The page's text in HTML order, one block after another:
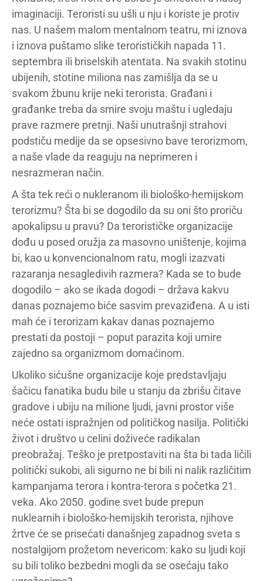
imaginaciji. Teroristi su ušli u nju i koriste je protiv
nas. U našem malom mentalnom teatru, mi iznova
i iznova puštamo slike terorističkih napada 11.
septembra ili briselskih atentata. Na svakih stotinu
ubijenih, stotine miliona nas zamišlja da se u
svakom žbunu krije neki terorista. Građani i
građanke treba da smire svoju maštu i ugledaju
prave razmere pretnji. Naši unutrašnji strahovi
podstiču medije da se opsesivno bave terorizmom,
a naše vlade da reaguju na neprimeren i
nesrazmeran način.
A šta tek reći o nukleranom ili biološko-hemijskom
terorizmu? Šta bi se dogodilo da su oni što proriču
apokalipsu u pravu? Da terorističke organizacije
dođu u posed oružja za masovno uništenje, kojima
bi, kao u konvencionalnom ratu, mogli izazvati
razaranja nesagledivih razmera? Kada se to bude
dogodilo – ako se ikada dogodi – država kakvu
danas poznajemo biće sasvim prevaziđena. A u isti
mah će i terorizam kakav danas poznajemo
prestati da postoji – poput parazita koji umire
zajedno sa organizmom domaćinom.
Ukoliko sićušne organizacije koje predstavljaju
šačicu fanatika budu bile u stanju da zbrišu čitave
gradove i ubiju na milione ljudi, javni prostor više
neće ostati ispražnjen od političkog nasilja. Politički
život i društvo u celini doživeće radikalan
preobražaj. Teško je pretpostaviti na šta bi tada ličili
politički sukobi, ali sigurno ne bi bili ni nalik različitim
kampanjama terora i kontra-terora s početka 21.
veka. Ako 2050. godine svet bude prepun
nuklearnih i biološko-hemijskih terorista, njihove
žrtve će se prisećati današnjeg zapadnog sveta s
nostalgijom prožetom nevericom: kako su ljudi koji
su bili toliko bezbedni mogli da se osećaju tako